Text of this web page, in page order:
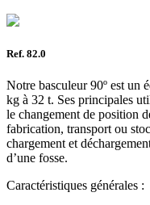
Ref. 82.0
Notre basculeur 90º est un
kg à 32 t. Ses principales
le changement de position
fabrication, transport ou
chargement et
d’une fosse.
Caractéristiques générales :